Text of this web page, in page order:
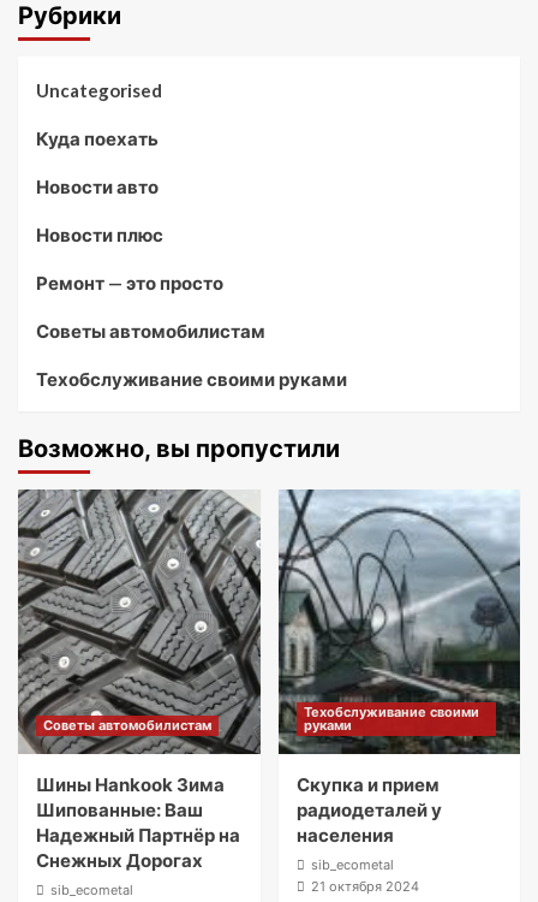
Рубрики
Uncategorised
Куда поехать
Новости авто
Новости плюс
Ремонт — это просто
Советы автомобилистам
Техобслуживание своими руками
Возможно, вы пропустили
Советы автомобилистам
Шины Hankook Зима
Шипованные: Ваш
Надежный Партнёр на
Снежных Дорогах
sib_ecometal
Техобслуживание своими
руками
Скупка и прием
радиодеталей у
населения
sib_ecometal
21 октября 2024